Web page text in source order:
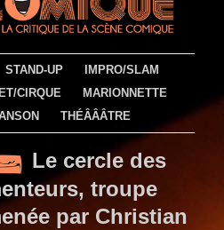
STAND-UP
IMPRO/SLAM
CIRQUE
MARIONNETTE
THÉÂÂÂTRE
Le cercle des
troupe
par Christian